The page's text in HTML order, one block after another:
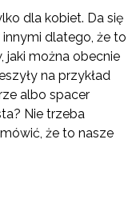
dla kobiet. Da się
dlatego, że to
jaki można obecnie
na przykład
albo spacer
Nie trzeba
że to nasze